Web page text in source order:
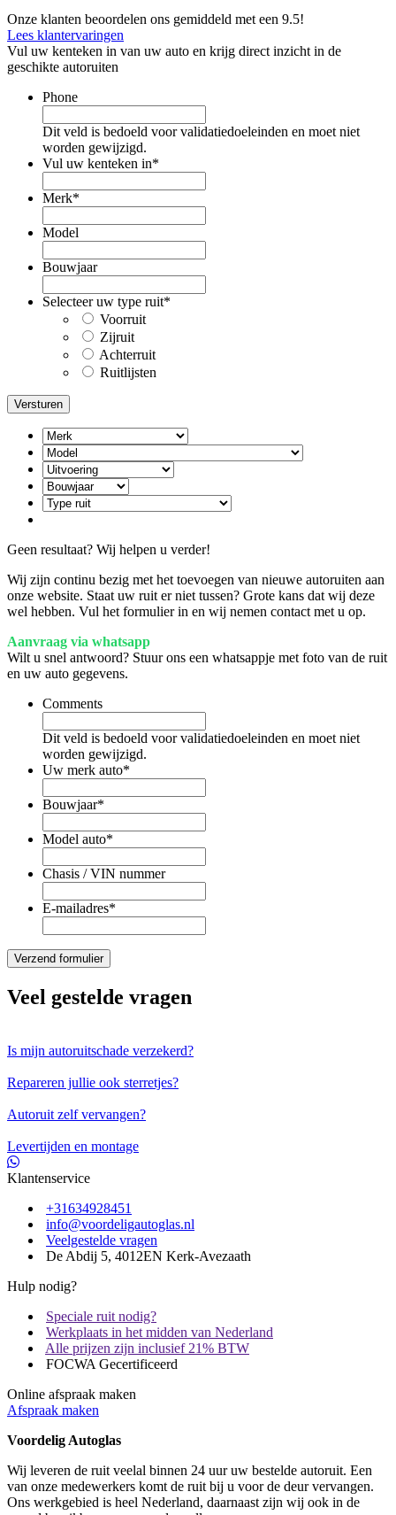
Onze klanten beoordelen ons gemiddeld met een 9.5!
Lees klantervaringen
Vul uw kenteken in van uw auto en krijg direct inzicht in de
geschikte autoruiten
Phone
Dit veld is bedoeld voor validatiedoeleinden en moet niet
worden gewijzigd.
Vul uw kenteken in*
Merk*
Model
Bouwjaar
Selecteer uw type ruit*
Voorruit
Zijruit
Achterruit
Ruitlijsten
Geen resultaat? Wij helpen u verder!
Wij zijn continu bezig met het toevoegen van nieuwe autoruiten aan
onze website. Staat uw ruit er niet tussen? Grote kans dat wij deze
wel hebben. Vul het formulier in en wij nemen contact met u op.
Aanvraag via whatsapp
Wilt u snel antwoord? Stuur ons een whatsappje met foto van de ruit
en uw auto gegevens.
Comments
Dit veld is bedoeld voor validatiedoeleinden en moet niet
worden gewijzigd.
Uw merk auto*
Bouwjaar*
Model auto*
Chasis / VIN nummer
E-mailadres*
Veel gestelde vragen
Is mijn autoruitschade verzekerd?
Repareren jullie ook sterretjes?
Autoruit zelf vervangen?
Levertijden en montage
Klantenservice
+31634928451
info@voordeligautoglas.nl
Veelgestelde vragen
De Abdij 5, 4012EN Kerk-Avezaath
Hulp nodig?
Speciale ruit nodig?
Werkplaats in het midden van Nederland
Alle prijzen zijn inclusief 21% BTW
FOCWA Gecertificeerd
Online afspraak maken
Afspraak maken
Voordelig Autoglas
Wij leveren de ruit veelal binnen 24 uur uw bestelde autoruit. Een
van onze medewerkers komt de ruit bij u voor de deur vervangen.
Ons werkgebied is heel Nederland, daarnaast zijn wij ook in de